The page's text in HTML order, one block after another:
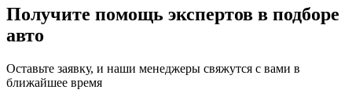
Получите помощь экспертов в подборе
авто
Оставьте заявку, и наши менеджеры свяжутся с вами в
ближайшее время